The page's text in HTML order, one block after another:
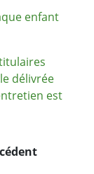
enfant
délivrée
est